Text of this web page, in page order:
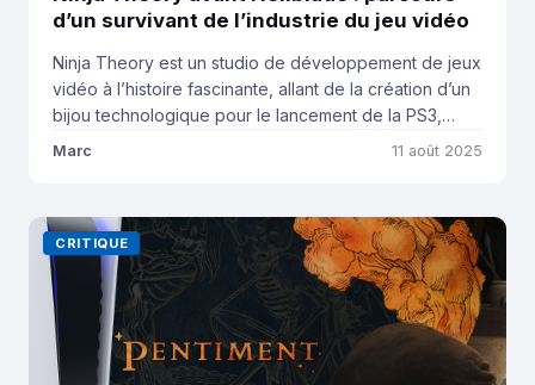
d’un survivant de l’industrie du jeu vidéo
Ninja Theory est un studio de développement de jeux
vidéo à l’histoire fascinante, allant de la création d’un
bijou technologique pour le lancement de la PS3,
rebootant une des plus célèbres franchises de
dossier se concentrera sur les origines du […]
Marc 11 août 2025
CRITIQUE